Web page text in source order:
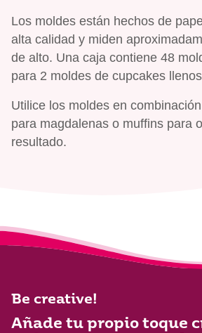
Los moldes están hechos de
alta calidad y miden
de alto. Una caja contiene 48
para 2 moldes de cupcakes
Utilice los moldes en
para magdalenas o muffins para
resultado.
Be creative!
Añade tu propio toque